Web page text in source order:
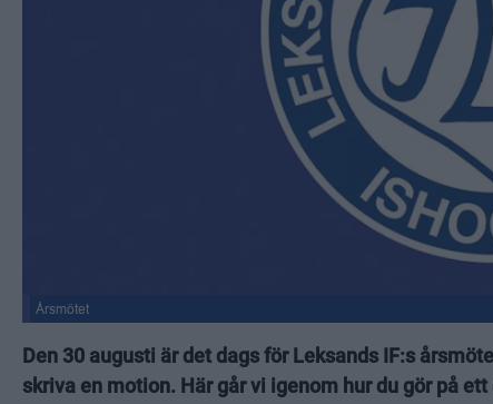
Årsmötet
Den 30 augusti är det dags för Leksands IF:s
skriva en motion. Här går vi igenom hur du gör på